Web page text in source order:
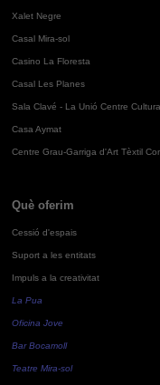
Xalet Negre
Casal Mira-sol
Casino La Floresta
Casal Les Planes
Sala Clavé - La Unió Centre
Casa Aymat
Centre Grau-Garriga d'Art Tèxtil
Què oferim
Cessió d'espais
Suport a les entitats
Impuls a la creativitat
La Pua
Oficina Jove
Bar Bocamoll
Teatre Mira-sol